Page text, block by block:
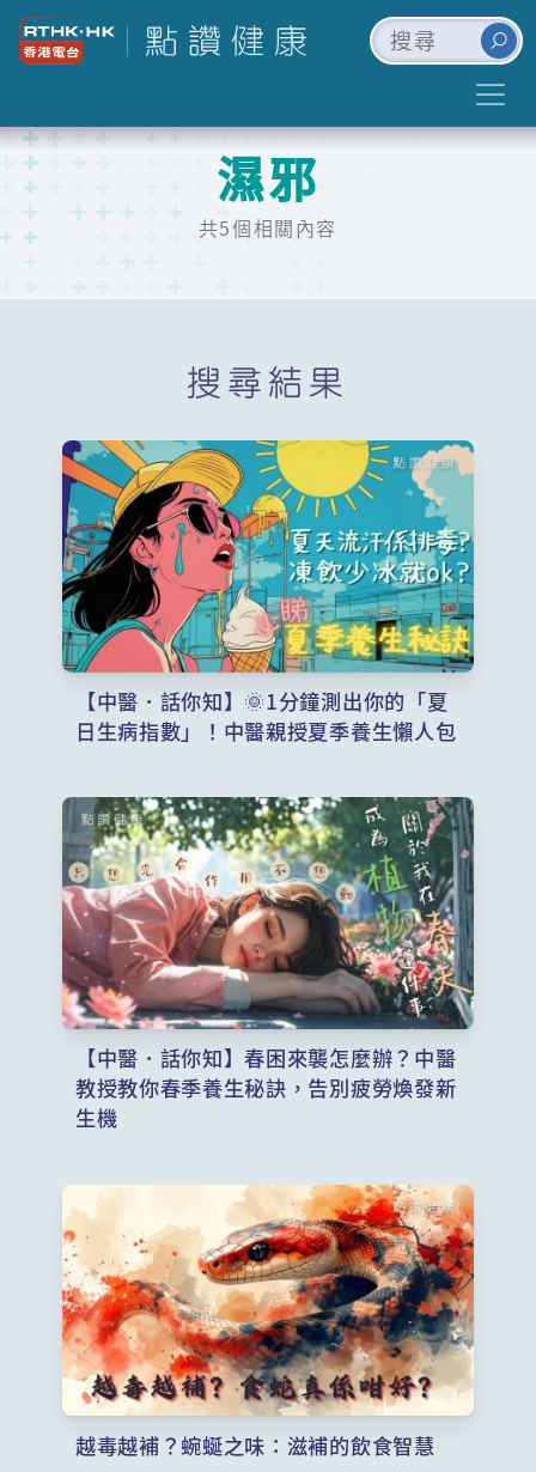
濕邪
共5個相關內容
搜尋結果
【中醫．話你知】🌞1分鐘測出你的「夏
日生病指數」！中醫親授夏季養生懶人包
【中醫．話你知】春困來襲怎麼辦？中醫
教授教你春季養生秘訣，告別疲勞煥發新
生機
越毒越補？蜿蜒之味：滋補的飲食智慧